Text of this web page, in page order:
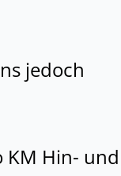
jedoch
KM Hin- und